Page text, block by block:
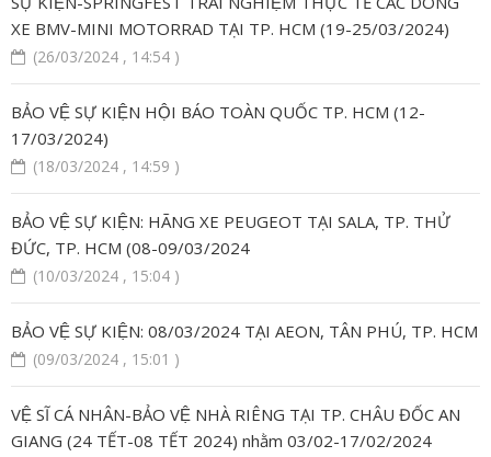
XE BMV-MINI MOTORRAD TẠI TP. HCM (19-25/03/2024)
(26/03/2024 , 14:54 )
BẢO VỆ SỰ KIỆN HỘI BÁO TOÀN QUỐC TP. HCM (12-
17/03/2024)
(18/03/2024 , 14:59 )
BẢO VỆ SỰ KIỆN: HÃNG XE PEUGEOT TẠI SALA, TP. THỬ
ĐỨC, TP. HCM (08-09/03/2024
(10/03/2024 , 15:04 )
BẢO VỆ SỰ KIỆN: 08/03/2024 TẠI AEON, TÂN PHÚ, TP. HCM
(09/03/2024 , 15:01 )
VỆ SĨ CÁ NHÂN-BẢO VỆ NHÀ RIÊNG TẠI TP. CHÂU ĐỐC AN
GIANG (24 TẾT-08 TẾT 2024) nhằm 03/02-17/02/2024